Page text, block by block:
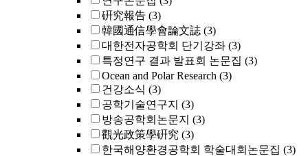
硏究報告 (3)
韓國通信學會論文誌 (3)
대한전자공학회 단기강좌 (3)
특정연구 결과 발표회 논문집 (3)
Ocean and Polar Research (3)
건강소식 (3)
공학기술연구지 (3)
방송공학회논문지 (3)
觀光政策學硏究 (3)
한국해양환경공학회 학술대회논문집 (3)